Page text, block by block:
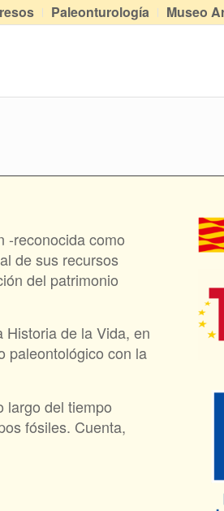
Paleonturología Museo
-reconocida como
de sus recursos
del patrimonio
de la Vida, en
paleontológico con la
largo del tiempo
fósiles. Cuenta,